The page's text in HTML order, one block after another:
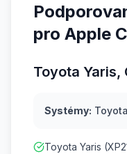
pro Apple
Toyota Yaris,
Systémy:
Toyota Yaris